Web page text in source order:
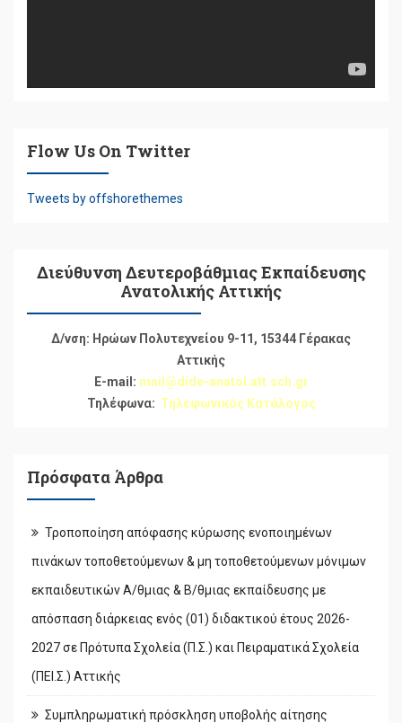
Flow Us On Twitter
Tweets by offshorethemes
Διεύθυνση Δευτεροβάθμιας Εκπαίδευσης
Ανατολικής Αττικής
Δ/νση: Ηρώων Πολυτεχνείου 9-11, 15344 Γέρακας
Αττικής
E-mail: mail@dide-anatol.att.sch.gr
Τηλέφωνα: Τηλεφωνικός Κατάλογος
Πρόσφατα Άρθρα
Τροποποίηση απόφασης κύρωσης ενοποιημένων
πινάκων τοποθετούμενων & μη τοποθετούμενων μόνιμων
εκπαιδευτικών Α/θμιας & Β/θμιας εκπαίδευσης με
απόσπαση διάρκειας ενός (01) διδακτικού έτους 2026-
2027 σε Πρότυπα Σχολεία (Π.Σ.) και Πειραματικά Σχολεία
(ΠΕΙ.Σ.) Αττικής
Συμπληρωματική πρόσκληση υποβολής αίτησης